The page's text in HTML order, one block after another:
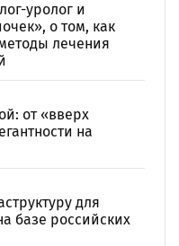
уролог и
о том, как
лечения
от «вверх
на
для
базе российских